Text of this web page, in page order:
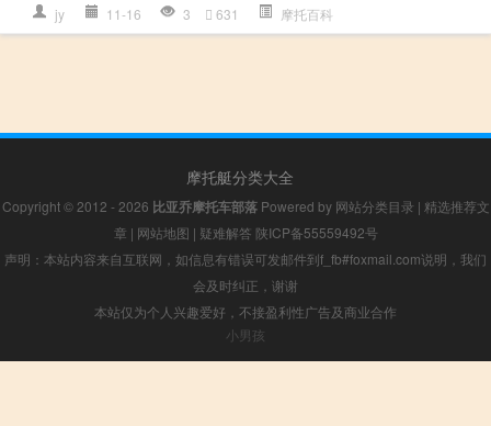
jy 11-16 3 631 摩托百科
摩托艇分类大全
Copyright © 2012 - 2026 比亚乔摩托车部落Powered by 网站分类目录 | 精选推荐文
章 | 网站地图 | 疑难解答 陕ICP备55559492号
声明：本站内容来自互联网，如信息有错误可发邮件到f_fb#foxmail.com说明，我们
会及时纠正，谢谢
本站仅为个人兴趣爱好，不接盈利性广告及商业合作
小男孩